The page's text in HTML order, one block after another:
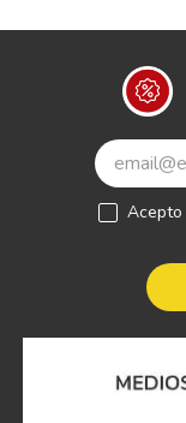
Acepto